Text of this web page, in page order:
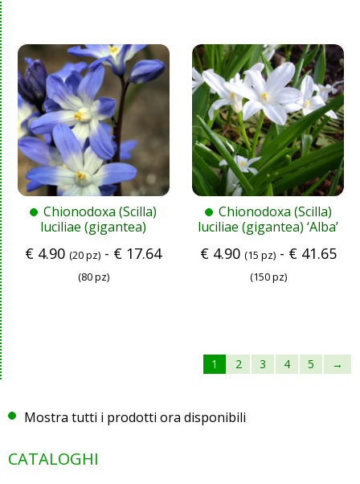
Chionodoxa (Scilla)
luciliae (gigantea)
€ 4.90 (20 pz) - € 17.64
(80 pz)
Chionodoxa (Scilla)
luciliae (gigantea) ‘Alba’
€4.90 (15 pz)- €41.65
(150 pz)
1 2 3 4 5 →
Mostra tutti i prodotti ora disponibili
CATALOGHI